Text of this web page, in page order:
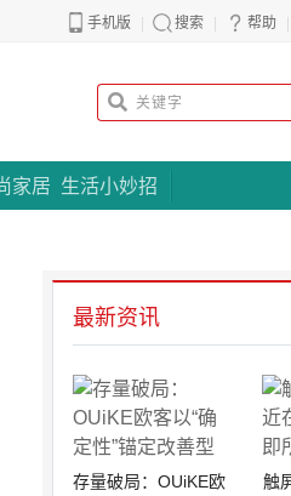
手机版 搜索 帮助
家居 生活小妙招
题策划
最新资讯
存量破局：OUiKE欧
触